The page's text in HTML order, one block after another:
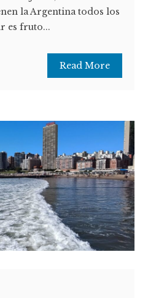
la Argentina todos los
es fruto...
Read More